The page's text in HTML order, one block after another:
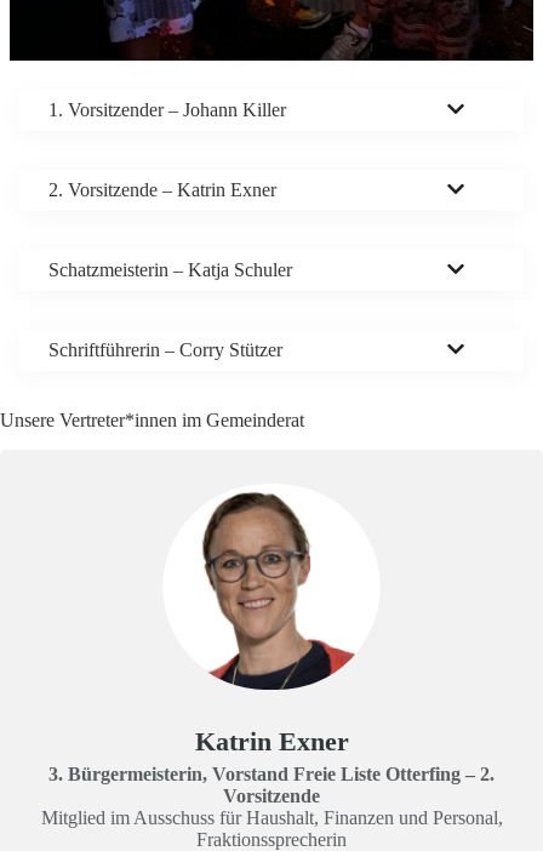
1. Vorsitzender – Johann Killer
2. Vorsitzende – Katrin Exner
Schatzmeisterin – Katja Schuler
Schriftführerin – Corry Stützer
Unsere Vertreter*innen im Gemeinderat
Katrin Exner
3. Bürgermeisterin, Vorstand Freie Liste Otterfing – 2.
Vorsitzende
Mitglied im Ausschuss für Haushalt, Finanzen und Personal,
Fraktionssprecherin